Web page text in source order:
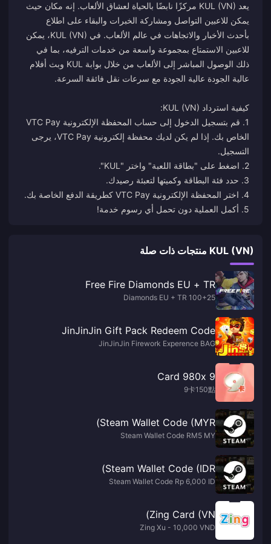
يعد KUL (VN) مركزًا نابضًا بالحياة لعشاق الألعاب. إنه مكان حيث
يمكن للاعبين التواصل ومشاركة الخبرات والبقاء على اطلاع
بأحدث الأخبار والاتجاهات في عالم الألعاب. في KUL (VN)، يمكن
للاعبين الاستمتاع بمجموعة واسعة من خدمات الترفيه، بما في
ذلك الوصول المباشر إلى الألعاب من خلال بوابة KUL وبث أفلام
1. قم بتسجيل الدخول إلى حساب المحفظة الإلكترونية VTC Pay
الخاص بك. إذا لم يكن لديك محفظة إلكترونية VTC Pay، يرجى
5. أكمل العملية دون تحمل أي رسوم خدمة!
KUL (VN) منتجات ذات صلة
Free Fire Diamonds EU + TR
100+25 Diamonds EU + TR
JinJinJin Gift Pack Redeem Code
JinJinJin Firework Experence BAG
9 Card 980x
9卡150點
Steam Wallet Code (MYR)
Steam Wallet Code RM5 MY
Steam Wallet Code (IDR)
Steam Wallet Code Rp 6,000 ID
Zing Card (VN)
Zing Xu - 10,000 VND